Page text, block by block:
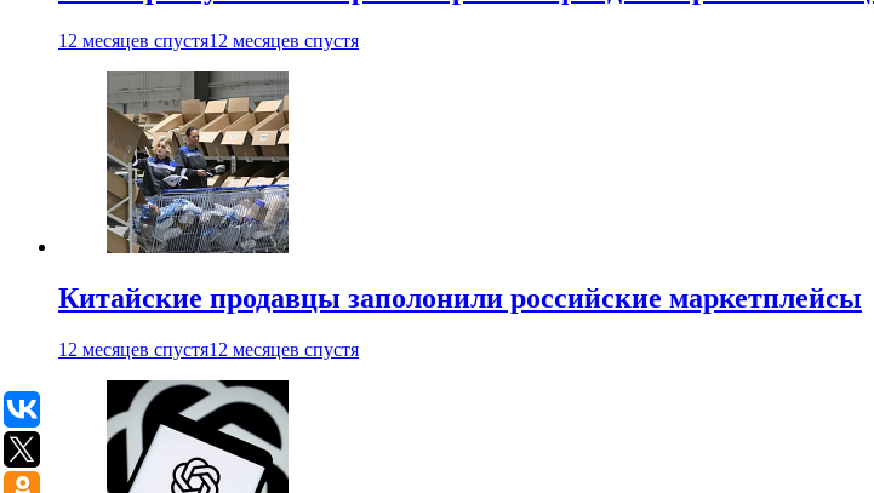
12 месяцев спустя12 месяцев спустя
Китайские продавцы заполонили российские маркетплейсы
12 месяцев спустя12 месяцев спустя